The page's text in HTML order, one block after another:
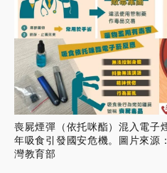
喪屍煙彈（依托咪酯）混入電子
年吸食引發國安危機。圖片來源：
灣教育部